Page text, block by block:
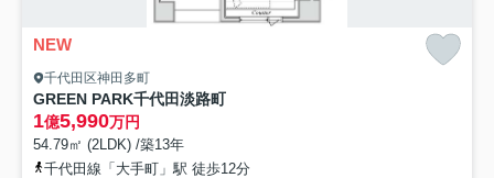
NEW
千代田区神田多町
GREEN PARK千代田淡路町
1億5,990万円
54.79㎡ (2LDK) /築13年
千代田線「大手町」駅 徒歩12分